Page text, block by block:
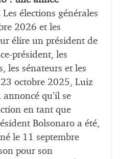
Les élections générales
2026 et les
élire un président de
président, les
les sénateurs et les
octobre 2025, Luiz
qu’il se
en tant que
Bolsonaro a été,
le 11 septembre
pour son